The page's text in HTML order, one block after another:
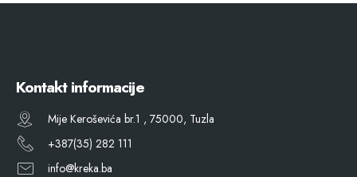
Kontakt informacije
Mije Keroševića br.1 , 75000, Tuzla
+387(35) 282 111
info@kreka.ba